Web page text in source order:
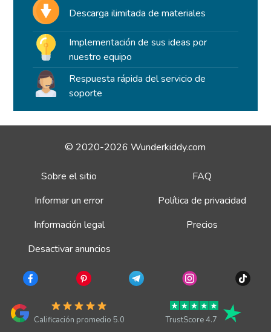
Descarga ilimitada de materiales
Implementación de sus ideas por
nuestro equipo
Respuesta rápida del servicio de
soporte
© 2020-2026 Wunderkiddy.com
Sobre el sitio
FAQ
Informar un error
Política de privacidad
Información legal
Precios
Desactivar anuncios
Calificación promedio 5.0 TrustScore 4.7